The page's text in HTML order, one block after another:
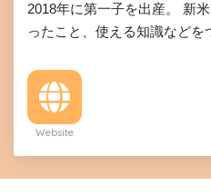
2018年に第一子を出産。 新
ったこと、使える知識などを
Website